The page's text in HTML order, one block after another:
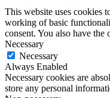
This website uses cookies
working of basic
consent. You also have
Necessary
Necessary
Always Enabled
Necessary cookies are
store any personal